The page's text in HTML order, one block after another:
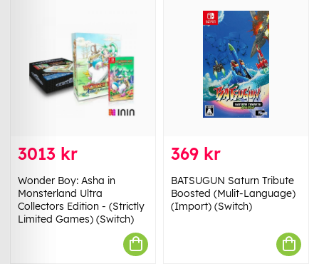
3013 kr
Wonder Boy: Asha in
Monsterland Ultra
Collectors Edition - (Strictly
Limited Games) (Switch)
369 kr
BATSUGUN Saturn Tribute
Boosted (Mulit-Language)
(Import) (Switch)